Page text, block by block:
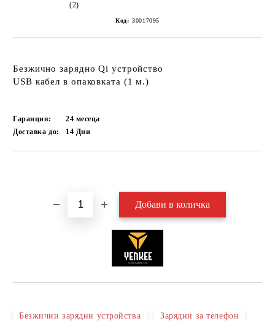
(2)
Код: 30017095
Безжично зарядно Qi устройство
USB кабел в опаковката (1 м.)
Гаранция:
24 месеца
Доставка до:
14 Дни
Безжични зарядни устройства Зарядни за телефон